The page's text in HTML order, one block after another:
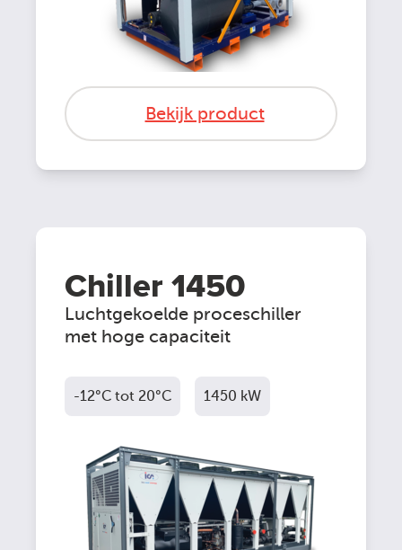
Bekijk product
Chiller 1450
Luchtgekoelde proceschiller
met hoge capaciteit
-12°C tot 20°C 1450 kW